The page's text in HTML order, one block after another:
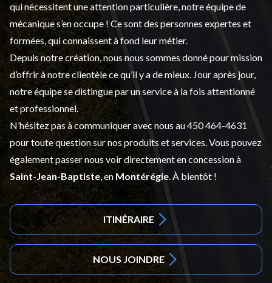
qui nécessitent une attention particulière, notre équipe de
mécanique s’en occupe ! Ce sont des personnes expertes et
formées, qui connaissent à fond leur métier.
Depuis notre création, nous nous sommes donné pour mission
d’offrir à notre clientèle ce qu’il y a de mieux. Jour après jour,
notre équipe se distingue par un service à la fois attentionné
et professionnel.
N’hésitez pas à communiquer avec nous au450 464-4631
pour toute question sur nos produits et services. Vous pouvez
également passer nous voir directement en concession à
Saint-Jean-Baptiste , en Montérégie . À bientôt !
ITINÉRAIRE
NOUS JOINDRE